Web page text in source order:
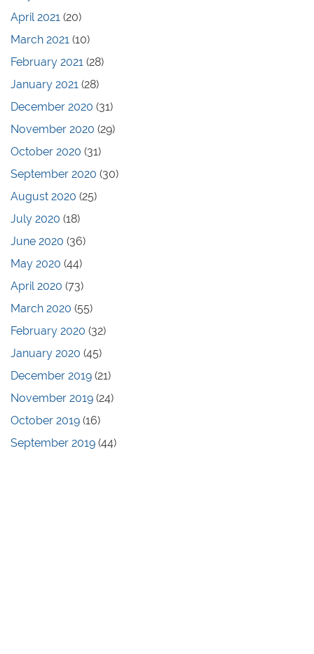
April 2021 (20)
March 2021 (10)
February 2021 (28)
January 2021 (28)
December 2020 (31)
November 2020 (29)
October 2020 (31)
September 2020 (30)
August 2020 (25)
July 2020 (18)
June 2020 (36)
May 2020 (44)
April 2020 (73)
March 2020 (55)
February 2020 (32)
January 2020 (45)
December 2019 (21)
November 2019 (24)
October 2019 (16)
September 2019 (44)